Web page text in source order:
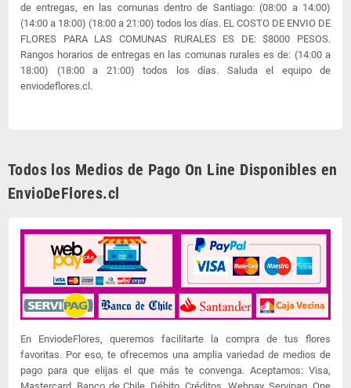
de entregas, en las comunas dentro de Santiago: (08:00 a 14:00)
(14:00 a 18:00) (18:00 a 21:00) todos los días. EL COSTO DE ENVIO DE
FLORES PARA LAS COMUNAS RURALES ES DE: $8000 PESOS.
Rangos horarios de entregas en las comunas rurales es de: (14:00 a
18:00) (18:00 a 21:00) todos los días. Saluda el equipo de
enviodeflores.cl.
Todos los Medios de Pago On Line Disponibles en
EnvioDeFlores.cl
En EnviodeFlores, queremos facilitarte la compra de tus flores
favoritas. Por eso, te ofrecemos una amplia variedad de medios de
pago para que elijas el que más te convenga. Aceptamos: Visa,